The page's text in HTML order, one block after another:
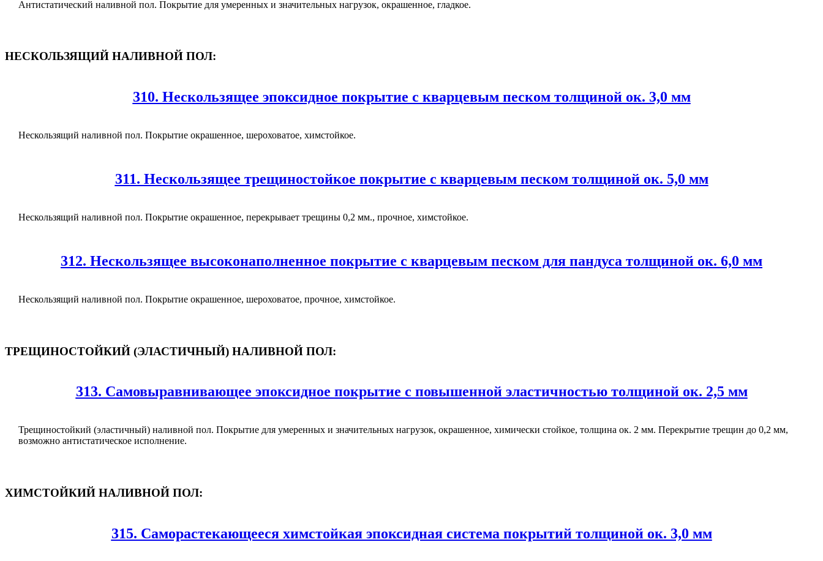
Антистатический наливной пол. Покрытие для умеренных и значительных нагрузок, окрашенное, гладкое.
НЕСКОЛЬЗЯЩИЙ НАЛИВНОЙ ПОЛ:
310. Нескользящее эпоксидное покрытие с кварцевым песком толщиной ок. 3,0 мм
Нескользящий наливной пол. Покрытие окрашенное, шероховатое, химстойкое.
311. Нескользящее трещиностойкое покрытие с кварцевым песком толщиной ок. 5,0 мм
Нескользящий наливной пол. Покрытие окрашенное, перекрывает трещины 0,2 мм., прочное, химстойкое.
312. Нескользящее высоконаполненное покрытие c кварцевым песком для пандуса толщиной ок. 6,0 мм
Нескользящий наливной пол. Покрытие окрашенное, шероховатое, прочное, химстойкое.
ТРЕЩИНОСТОЙКИЙ (ЭЛАСТИЧНЫЙ) НАЛИВНОЙ ПОЛ:
313. Самовыравнивающее эпоксидное покрытие с повышенной эластичностью толщиной ок. 2,5 мм
Трещиностойкий (эластичный) наливной пол. Покрытие для умеренных и значительных нагрузок, окрашенное, химически стойкое, толщина ок. 2 мм. Перекрытие трещин до 0,2 мм,
возможно антистатическое исполнение.
ХИМСТОЙКИЙ НАЛИВНОЙ ПОЛ:
315. Саморастекающееся химстойкая эпоксидная система покрытий толщиной ок. 3,0 мм